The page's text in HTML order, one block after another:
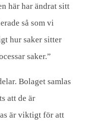
här har ändrat sitt
så som vi
hur saker sitter
saker.”
Bolaget samlas
att de är
är viktigt för att